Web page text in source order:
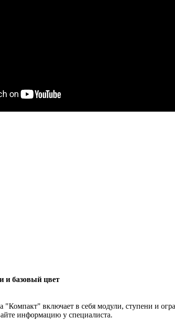
и базовый цвет
"Компакт" включает в себя модули, ступени и
информацию у специалиста.